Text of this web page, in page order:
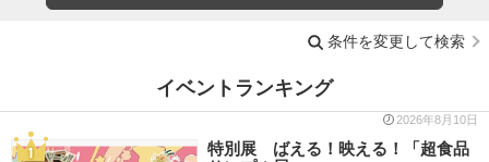
条件を変更して検索
イベントランキング
2026年8月10日
特別展 ばえる！映える！「超食品